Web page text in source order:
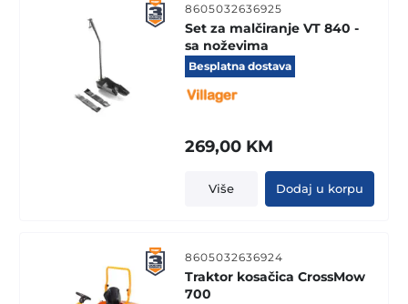
8605032636925
Set za malčiranje VT 840 -
sa noževima
Besplatna dostava
269,00 KM
Više Dodaj u korpu
8605032636924
Traktor kosačica CrossMow
700